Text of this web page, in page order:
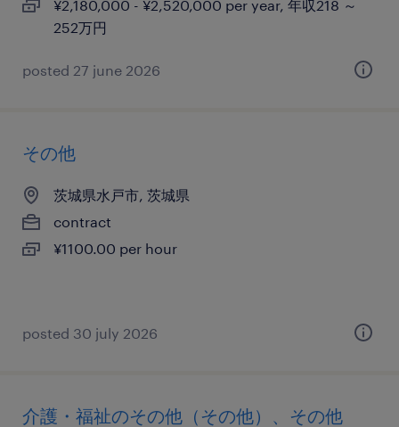
¥2,180,000 - ¥2,520,000 per year, 年収218 ～
252万円
posted 27 june 2026
その他
茨城県水戸市, 茨城県
contract
¥1100.00 per hour
posted 30 july 2026
介護・福祉のその他（その他）、その他